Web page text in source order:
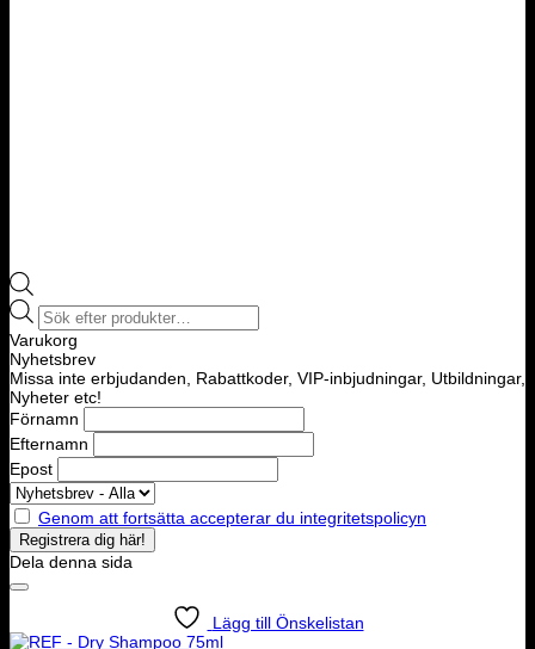
Products
search
Varukorg
Nyhetsbrev
Missa inte erbjudanden, Rabattkoder, VIP-inbjudningar, Utbildningar,
Nyheter etc!
Förnamn
Efternamn
Epost
Genom att fortsätta accepterar du integritetspolicyn
Dela denna sida
Lägg till Önskelistan